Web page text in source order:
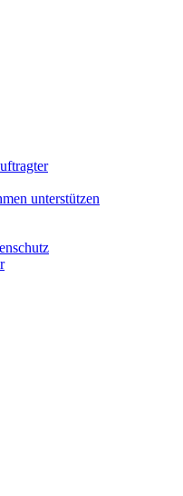
unterstützen